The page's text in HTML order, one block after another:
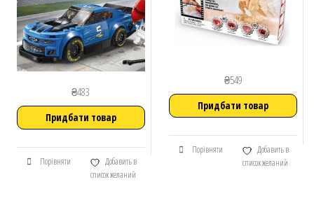
₴483
Придбати товар
Порівняти
Добавить в
список желаний
₴549
Придбати товар
Порівняти
Добавить в
список желаний